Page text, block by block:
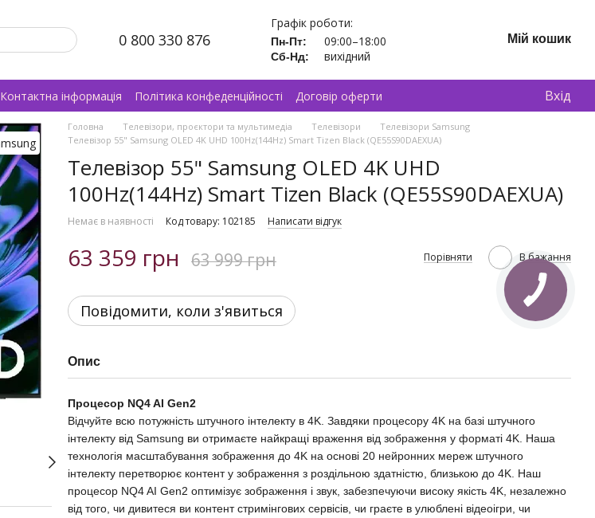
0 800 330 876
Графік роботи:
Пн-Пт: 09:00–18:00
Сб-Нд: вихідний
Мій кошик
Контактна інформація Політика конфеденційності
Договір оферти
Вхід
Головна Телевізори, проєктори та мультимедіа Телевізори
Телевізори Samsung
Телевізор 55" Samsung OLED 4K UHD 100Hz(144Hz) Smart Tizen Black (QE55S90DAEXUA)
Телевізор 55" Samsung OLED 4K UHD
100Hz(144Hz) Smart Tizen Black (QE55S90DAEXUA)
Немає в наявності Код товару: 102185 Написати відгук
63 359 грн 63 999 грн Порівняти В бажання
Повідомити, коли з'явиться
Опис
Процесор NQ4 AI Gen2
Відчуйте всю потужність штучного інтелекту в 4K. Завдяки процесору 4K на базі штучного
інтелекту від Samsung ви отримаєте найкращі враження від зображення у форматі 4K. Наша
технологія масштабування зображення до 4K на основі 20 нейронних мереж штучного
інтелекту перетворює контент у зображення з роздільною здатністю, близькою до 4K. Наш
процесор NQ4 AI Gen2 оптимізує зображення і звук, забезпечуючи високу якість 4K, незалежно
від того, чи дивитеся ви контент стримінгових сервісів, чи граєте в улюблені відеоігри, чи